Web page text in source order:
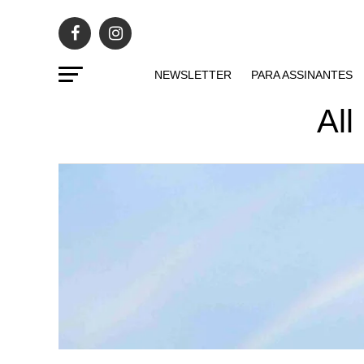
NEWSLETTER PARA ASSINANTES
All